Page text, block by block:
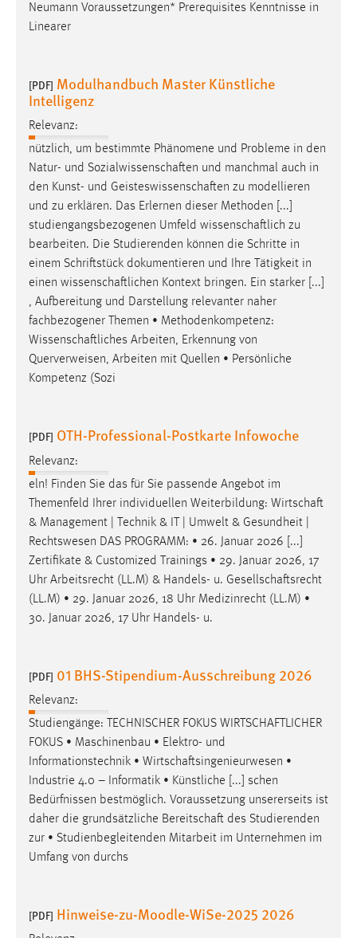
Neumann Voraussetzungen* Prerequisites Kenntnisse in
Linearer
[PDF] Modulhandbuch Master Künstliche
Intelligenz
Relevanz:
nützlich, um bestimmte Phänomene und Probleme in den
Natur- und Sozialwissenschaften und manchmal auch in
den Kunst- und Geisteswissenschaften zu modellieren
und zu erklären. Das Erlernen dieser Methoden [...]
studiengangsbezogenen Umfeld wissenschaftlich zu
bearbeiten. Die Studierenden können die Schritte in
einem Schriftstück dokumentieren und Ihre Tätigkeit in
einen wissenschaftlichen Kontext bringen. Ein starker [...]
, Aufbereitung und Darstellung relevanter naher
fachbezogener Themen • Methodenkompetenz:
Wissenschaftliches Arbeiten, Erkennung von
Querverweisen, Arbeiten mit Quellen • Persönliche
Kompetenz (Sozi
[PDF] OTH-Professional-Postkarte Infowoche
Relevanz:
eln! Finden Sie das für Sie passende Angebot im
Themenfeld Ihrer individuellen Weiterbildung: Wirtschaft
& Management | Technik & IT | Umwelt & Gesundheit |
Rechtswesen DAS PROGRAMM: • 26. Januar 2026 [...]
Zertifikate & Customized Trainings • 29. Januar 2026, 17
Uhr Arbeitsrecht (LL.M) & Handels- u. Gesellschaftsrecht
(LL.M) • 29. Januar 2026, 18 Uhr Medizinrecht (LL.M) •
30. Januar 2026, 17 Uhr Handels- u.
[PDF] 01 BHS-Stipendium-Ausschreibung 2026
Relevanz:
Studiengänge: TECHNISCHER FOKUS WIRTSCHAFTLICHER
FOKUS • Maschinenbau • Elektro- und
Informationstechnik • Wirtschaftsingenieurwesen •
Industrie 4.0 – Informatik • Künstliche [...] schen
Bedürfnissen bestmöglich. Voraussetzung unsererseits ist
daher die grundsätzliche Bereitschaft des Studierenden
zur • Studienbegleitenden Mitarbeit im Unternehmen im
Umfang von durchs
[PDF] Hinweise-zu-Moodle-WiSe-2025 2026